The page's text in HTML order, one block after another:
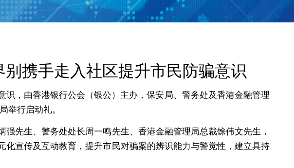
携手走入社区提升市民防骗意识
，由香港银行公会（银公）主办，保安局、警务处及香港金融管理
举行启动礼。
先生、警务处处长周一鸣先生、香港金融管理局总裁馀伟文先生，
宣传及互动教育，提升市民对骗案的辨识能力与警觉性，建立具持